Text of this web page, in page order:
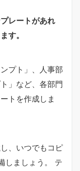
レートがあれ
す。
プト」、人事部
」など、各部門
トを作成しま
、いつでもコピ
しましょう。 テ